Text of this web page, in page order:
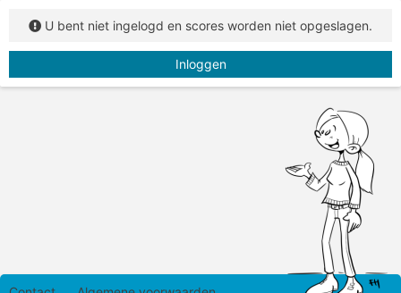
U bent niet ingelogd en scores worden niet opgeslagen.
Inloggen